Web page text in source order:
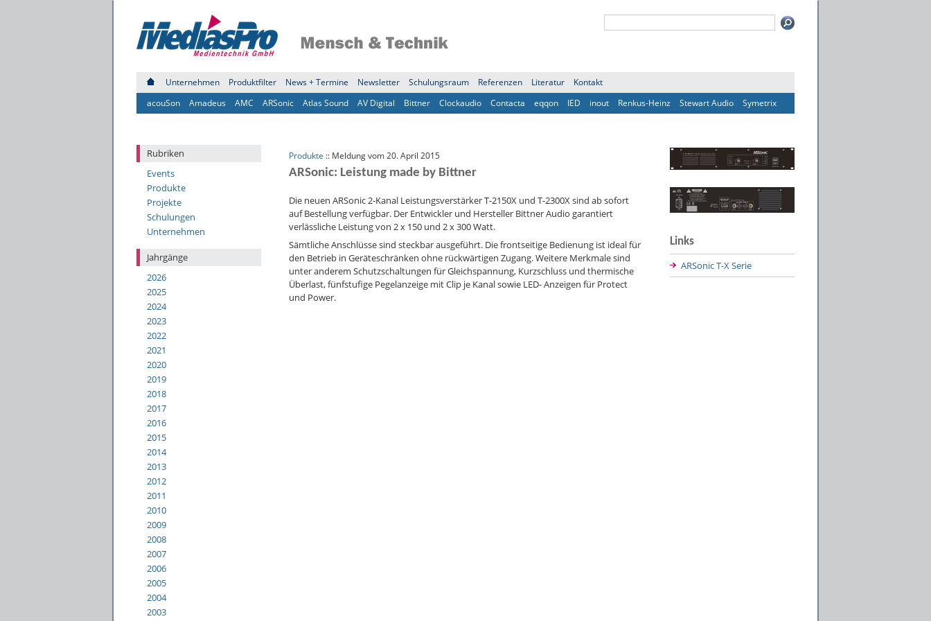
Unternehmen Produktfilter News + Termine Newsletter Schulungsraum Referenzen Literatur
Kontakt
acouSon
Amadeus AMC ARSonic Atlas Sound AV Digital Bittner Clockaudio Contacta eqqon IED inout Renkus-Heinz Stewart Audio Symetrix
Rubriken
Events
Produkte
Projekte
Schulungen
Unternehmen
Jahrgänge
2026
2025
2024
2023
2022
2021
2020
2019
2018
2017
2016
2015
2014
2013
2012
2011
2010
2009
2008
2007
2006
2005
2004
2003
Produkte :: Meldung vom 20. April 2015
ARSonic: Leistung made by Bittner
Die neuen ARSonic 2-Kanal Leistungsverstärker T-2150X und T-2300X sind ab sofort
auf Bestellung verfügbar. Der Entwickler und Hersteller Bittner Audio garantiert
verlässliche Leistung von 2 x 150 und 2 x 300 Watt.
Sämtliche Anschlüsse sind steckbar ausgeführt. Die frontseitige Bedienung ist ideal für
den Betrieb in Geräteschränken ohne rückwärtigen Zugang. Weitere Merkmale sind
unter anderem Schutzschaltungen für Gleichspannung, Kurzschluss und thermische
Überlast, fünfstufige Pegelanzeige mit Clip je Kanal sowie LED- Anzeigen für Protect
und Power.
Links
ARSonic T-X Serie